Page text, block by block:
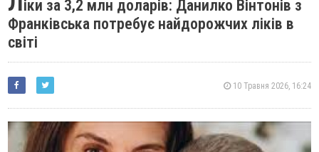
іки за 3,2 млн доларів: Данилко Вінтонів з
Франківська потребує найдорожчих ліків в
світі
10 Травня 2026, 16:24